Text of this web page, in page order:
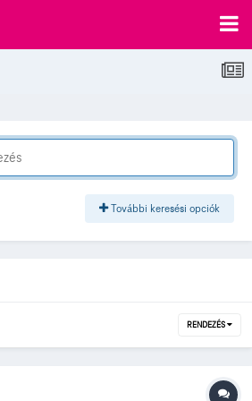
További keresési opciók
RENDEZÉS